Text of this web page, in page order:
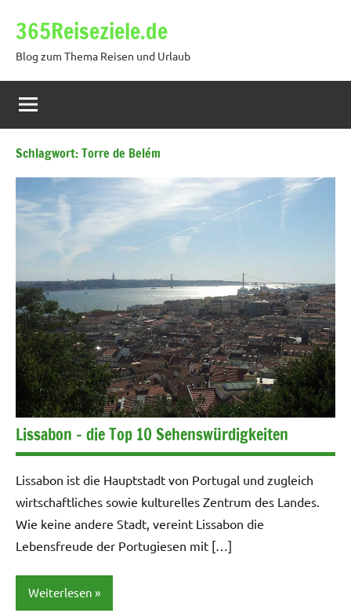
Inhalt
springen
365Reiseziele.de
Blog zum Thema Reisen und Urlaub
Schlagwort:Torre de Belém
Lissabon – die Top 10 Sehenswürdigkeiten
Lissabon ist die Hauptstadt von Portugal und zugleich
wirtschaftliches sowie kulturelles Zentrum des Landes.
Wie keine andere Stadt, vereint Lissabon die
Lebensfreude der Portugiesen mit […]
Weiterlesen